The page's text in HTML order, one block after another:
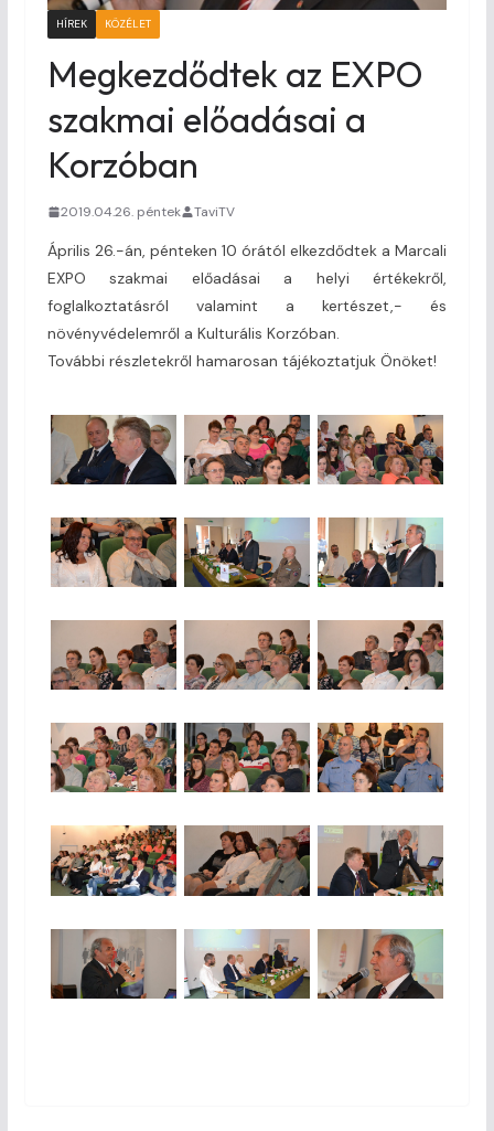
HÍREK KÖZÉLET
Megkezdődtek az EXPO
szakmai előadásai a
Korzóban
2019.04.26. péntek TaviTV
Április 26.-án, pénteken 10 órától elkezdődtek a Marcali
EXPO szakmai előadásai a helyi értékekről,
foglalkoztatásról valamint a kertészet,- és
növényvédelemről a Kulturális Korzóban.
További részletekről hamarosan tájékoztatjuk Önöket!